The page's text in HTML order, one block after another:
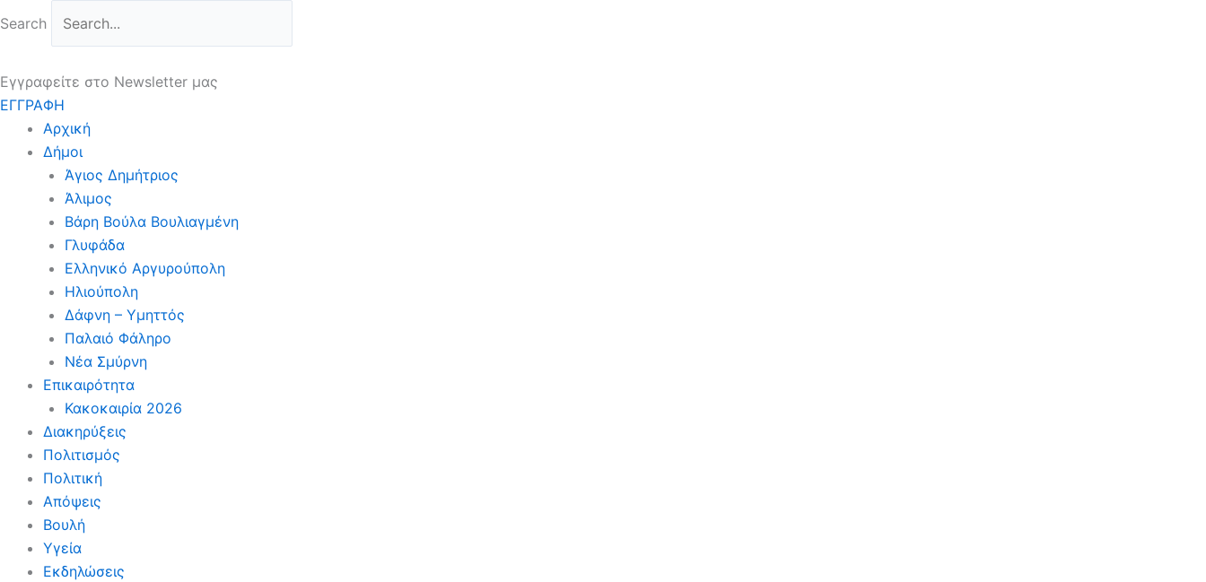
στο
Search
Εγγραφείτε στο Newsletter μας
ΕΓΓΡΑΦΗ
Αρχική
Δήμοι
Άγιος Δημήτριος
Άλιμος
Βάρη Βούλα Βουλιαγμένη
Γλυφάδα
Ελληνικό Αργυρούπολη
Ηλιούπολη
Δάφνη – Υμηττός
Παλαιό Φάληρο
Νέα Σμύρνη
Επικαιρότητα
Κακοκαιρία 2026
Διακηρύξεις
Πολιτισμός
Πολιτική
Απόψεις
Βουλή
Υγεία
Εκδηλώσεις